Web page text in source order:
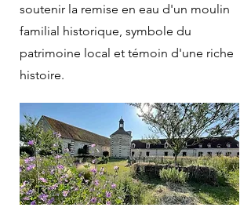
soutenir la remise en eau d'un moulin
familial historique, symbole du
patrimoine local et témoin d'une riche
histoire.